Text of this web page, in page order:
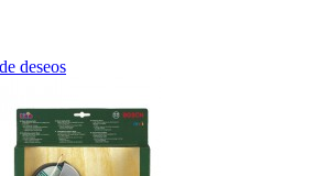
deseos